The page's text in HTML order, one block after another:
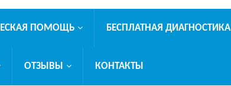
ПОМОЩЬ БЕСПЛАТНАЯ ДИАГНОСТИКА
ОТЗЫВЫ КОНТАКТЫ